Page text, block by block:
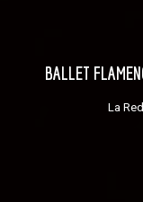
BALLET
La